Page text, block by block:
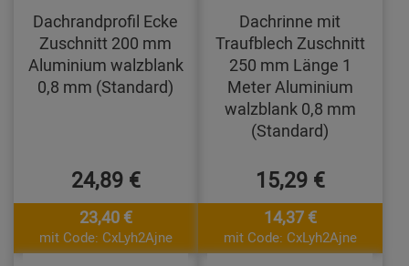
Dachrandprofil Ecke
Zuschnitt 200 mm
Aluminium walzblank
0,8 mm (Standard)
24,89 €
23,40 €
mit Code: CxLyh2Ajne
Dachrinne mit
Traufblech Zuschnitt
250 mm Länge 1
Meter Aluminium
walzblank 0,8 mm
(Standard)
15,29 €
14,37 €
mit Code: CxLyh2Ajne